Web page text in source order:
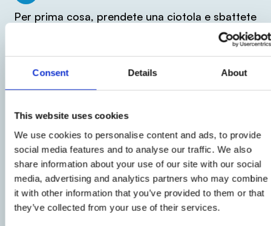
Consent Details About
This website uses cookies
We use cookies to personalise content and ads, to provide
social media features and to analyse our traffic. We also
share information about your use of our site with our social
media, advertising and analytics partners who may combine
it with other information that you’ve provided to them or that
they’ve collected from your use of their services.
Per prima cosa, prendete una ciotola e sbattete
2
Incorporate il vasetto di yogurt e l'olio di semi,
mescolando delicatamente per amalgamare
bene il tutto.
3
Versate gradualmente i tre vasetti di farina